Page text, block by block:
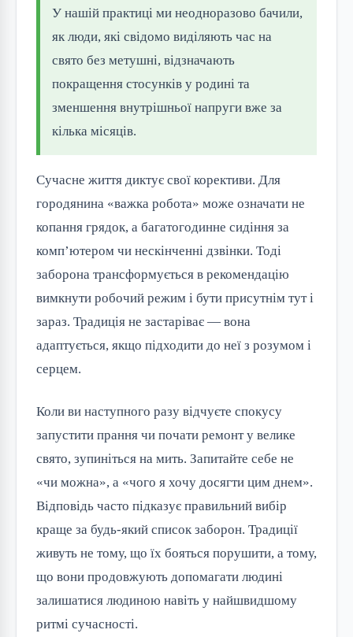
У нашій практиці ми неодноразово бачили,
як люди, які свідомо виділяють час на
свято без метушні, відзначають
покращення стосунків у родині та
зменшення внутрішньої напруги вже за
кілька місяців.
Сучасне життя диктує свої корективи. Для
городянина «важка робота» може означати не
копання грядок, а багатогодинне сидіння за
комп’ютером чи нескінченні дзвінки. Тоді
заборона трансформується в рекомендацію
вимкнути робочий режим і бути присутнім тут і
зараз. Традиція не застаріває — вона
адаптується, якщо підходити до неї з розумом і
серцем.
Коли ви наступного разу відчуєте спокусу
запустити прання чи почати ремонт у велике
свято, зупиніться на мить. Запитайте себе не
«чи можна», а «чого я хочу досягти цим днем».
Відповідь часто підказує правильний вибір
краще за будь-який список заборон. Традиції
живуть не тому, що їх бояться порушити, а тому,
що вони продовжують допомагати людині
залишатися людиною навіть у найшвидшому
ритмі сучасності.